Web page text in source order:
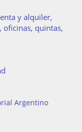
y alquiler,
oficinas, quintas,
Argentino